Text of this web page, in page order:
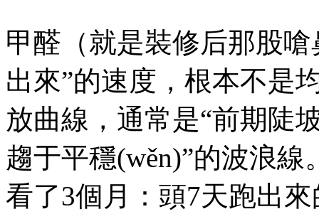
甲醛（就是裝修后那股
出來”的速度，根本不是均
放曲線，通常是“前
趨于平穩(wěn)”的波浪線
看了3個月：頭7天跑出來